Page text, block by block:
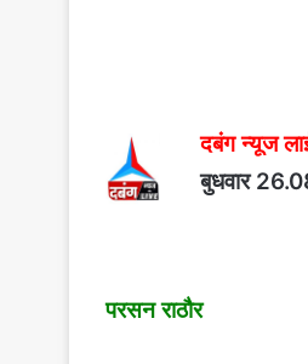
दबंग न्यूज
बुधवार
परसन राठौर